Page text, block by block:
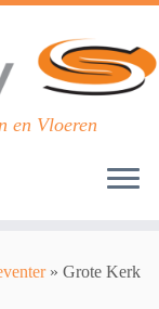
en Vloeren
» Grote Kerk